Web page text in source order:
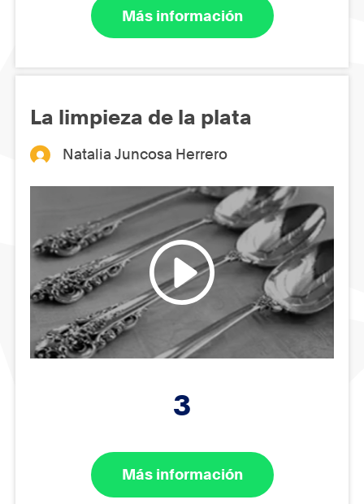
Más información
La limpieza de la plata
Natalia Juncosa Herrero
3
Más información